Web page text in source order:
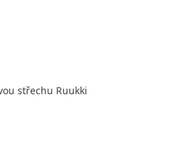
střechu Ruukki